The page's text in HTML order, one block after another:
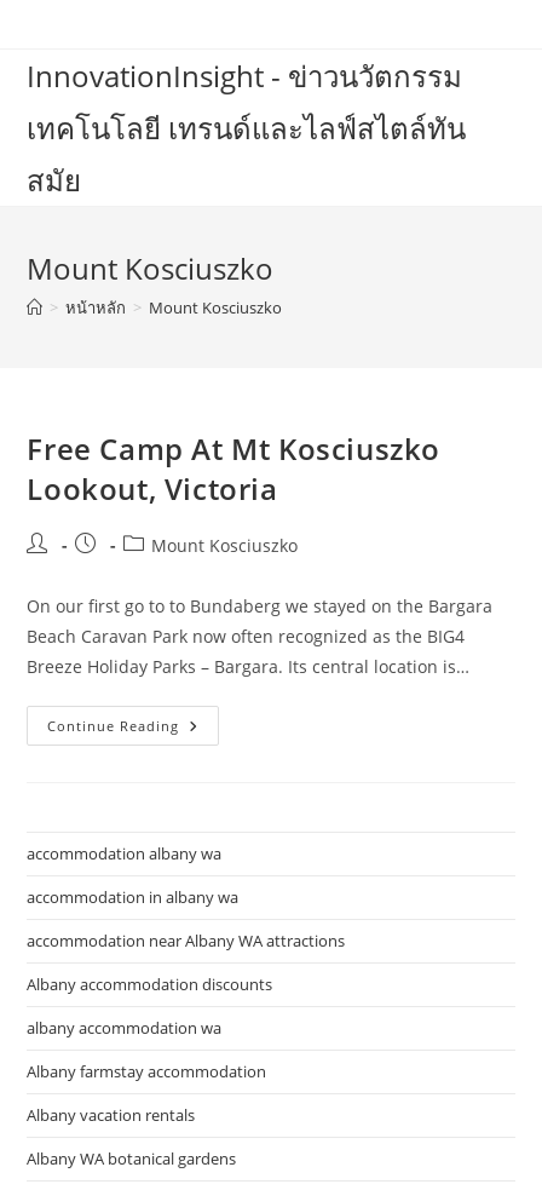
contentInnovationInsight - ข่าวนวัตกรรม
เทคโนโลยี เทรนด์และไลฟ์สไตล์ทัน
สมัย
Mount Kosciuszko
> หน้าหลัก > Mount Kosciuszko
Free Camp At Mt Kosciuszko
Lookout, Victoria
Post
Post
PostMount Kosciuszko
On our first go to to Bundaberg we stayed on the Bargara
Beach Caravan Park now often recognized as the BIG4
Breeze Holiday Parks – Bargara. Its central location is…
Continue Reading Free
Camp
accommodation albany wa
accommodation in albany wa
accommodation near Albany WA attractions
Albany accommodation discounts
albany accommodation wa
Albany farmstay accommodation
Albany vacation rentals
Albany WA botanical gardens